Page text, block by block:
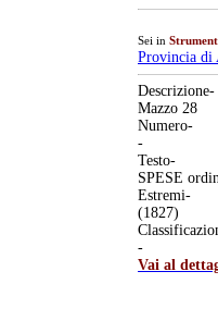
Sei in
Provincia di
Descrizione-
Mazzo 28
Numero-
-
Testo-
SPESE
Estremi-
(1827)
-
Vai al